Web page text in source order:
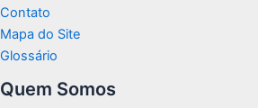
Contato
Mapa do Site
Glossário
Quem Somos